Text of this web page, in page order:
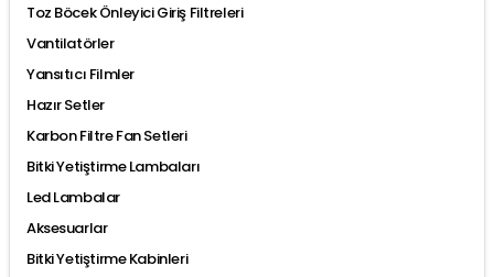
Toz Böcek Önleyici Giriş Filtreleri
Vantilatörler
Yansıtıcı Filmler
Hazır Setler
Karbon Filtre Fan Setleri
Bitki Yetiştirme Lambaları
Led Lambalar
Aksesuarlar
Bitki Yetiştirme Kabinleri